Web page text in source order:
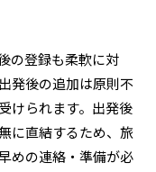
の登録も柔軟に対
発後の追加は原則不
けられます。出発後
に直結するため、旅
めの連絡・準備が必